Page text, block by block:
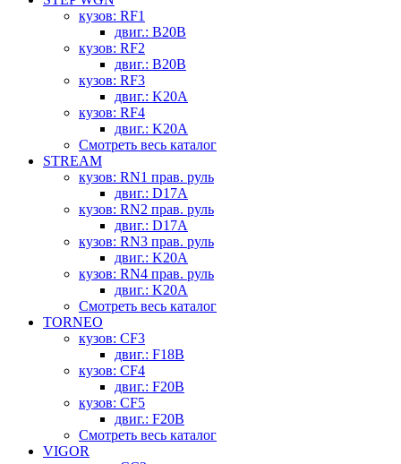
кузов: RF1
двиг.: B20B
кузов: RF2
двиг.: B20B
кузов: RF3
двиг.: K20A
кузов: RF4
двиг.: K20A
Смотреть весь каталог
STREAM
кузов: RN1 прав. руль
двиг.: D17A
кузов: RN2 прав. руль
двиг.: D17A
кузов: RN3 прав. руль
двиг.: K20A
кузов: RN4 прав. руль
двиг.: K20A
Смотреть весь каталог
TORNEO
кузов: CF3
двиг.: F18B
кузов: CF4
двиг.: F20B
кузов: CF5
двиг.: F20B
Смотреть весь каталог
VIGOR